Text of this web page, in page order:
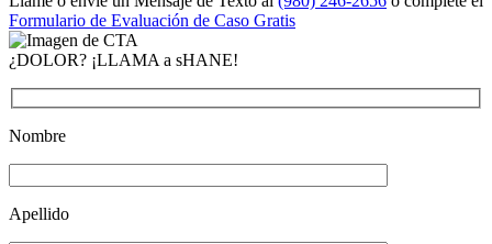
Formulario de Evaluación de Caso Gratis
¿DOLOR? ¡LLAMA a sHANE!
Nombre
Apellido